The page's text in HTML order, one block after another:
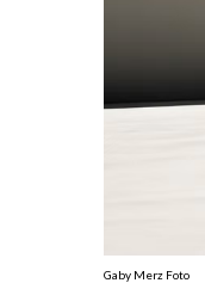
Gaby Merz Foto